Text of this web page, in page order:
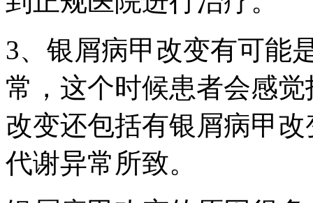
3、银屑病甲改变有可能
常，这个时候患者会感
改变还包括有银屑病甲
代谢异常所致。